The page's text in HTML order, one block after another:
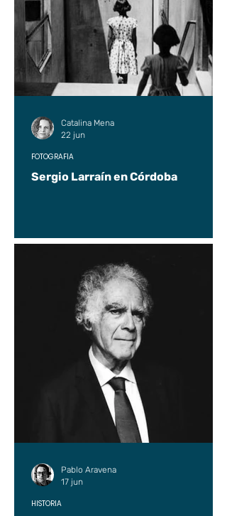
Sergio Larraín en Córdoba
FOTOGRAFÍA
Catalina Mena
22 jun
HISTORIA
Pablo Aravena
17 jun